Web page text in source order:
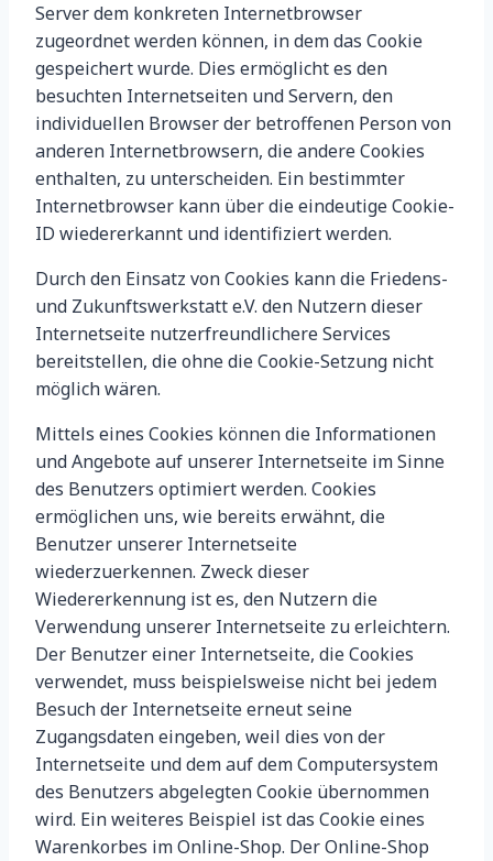
Server dem konkreten Internetbrowser
zugeordnet werden können, in dem das Cookie
gespeichert wurde. Dies ermöglicht es den
besuchten Internetseiten und Servern, den
individuellen Browser der betroffenen Person von
anderen Internetbrowsern, die andere Cookies
enthalten, zu unterscheiden. Ein bestimmter
Internetbrowser kann über die eindeutige Cookie-
ID wiedererkannt und identifiziert werden.
Durch den Einsatz von Cookies kann die Friedens-
und Zukunftswerkstatt e.V. den Nutzern dieser
Internetseite nutzerfreundlichere Services
bereitstellen, die ohne die Cookie-Setzung nicht
möglich wären.
Mittels eines Cookies können die Informationen
und Angebote auf unserer Internetseite im Sinne
des Benutzers optimiert werden. Cookies
ermöglichen uns, wie bereits erwähnt, die
Benutzer unserer Internetseite
wiederzuerkennen. Zweck dieser
Wiedererkennung ist es, den Nutzern die
Verwendung unserer Internetseite zu erleichtern.
Der Benutzer einer Internetseite, die Cookies
verwendet, muss beispielsweise nicht bei jedem
Besuch der Internetseite erneut seine
Zugangsdaten eingeben, weil dies von der
Internetseite und dem auf dem Computersystem
des Benutzers abgelegten Cookie übernommen
wird. Ein weiteres Beispiel ist das Cookie eines
Warenkorbes im Online-Shop. Der Online-Shop